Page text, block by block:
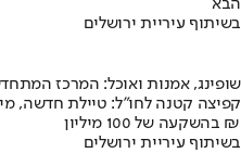
הבא
בשיתוף עיריית ירושלים
שופינג, אמנות ואוכל: המרכז
קפיצה קטנה לחו"ל: טיילת חדשה,
בהשקעה של 100 מיליון ₪
בשיתוף עיריית ירושלים